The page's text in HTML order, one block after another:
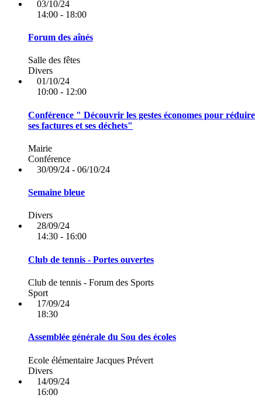
03/10/24
14:00 - 18:00
Forum des aînés
Salle des fêtes
Divers
01/10/24
10:00 - 12:00
Conférence " Découvrir les gestes économes pour réduire
ses factures et ses déchets"
Mairie
Conférence
30/09/24 - 06/10/24
Semaine bleue
Divers
28/09/24
14:30 - 16:00
Club de tennis - Portes ouvertes
Club de tennis - Forum des Sports
Sport
17/09/24
18:30
Assemblée générale du Sou des écoles
Ecole élémentaire Jacques Prévert
Divers
14/09/24
16:00